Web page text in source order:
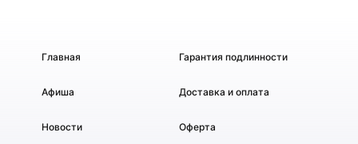
Главная
Афиша
Новости
Гарантия подлинности
Доставка и оплата
Оферта